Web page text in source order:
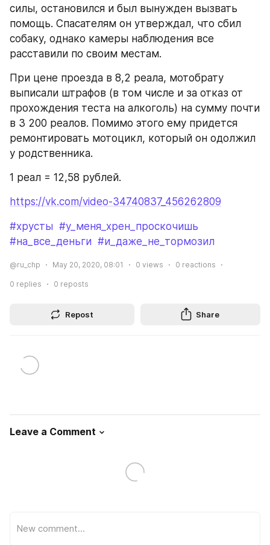
силы, остановился и был вынужден вызвать
помощь. Спасателям он утверждал, что сбил
собаку, однако камеры наблюдения все
расставили по своим местам.
При цене проезда в 8,2 реала, мотобрату
выписали штрафов (в том числе и за отказ от
прохождения теста на алкоголь) на сумму почти
в 3 200 реалов. Помимо этого ему придется
ремонтировать мотоцикл, который он одолжил
у родственника.
1 реал = 12,58 рублей.
https://vk.com/video-34740837_456262809
#хрусты #у_меня_хрен_проскочишь
#на_все_деньги #и_даже_не_тормозил
@ru_chp May 20, 2020, 08:01 0 views 0 reactions
0 replies 0 reposts
Repost Share
Leave a Comment